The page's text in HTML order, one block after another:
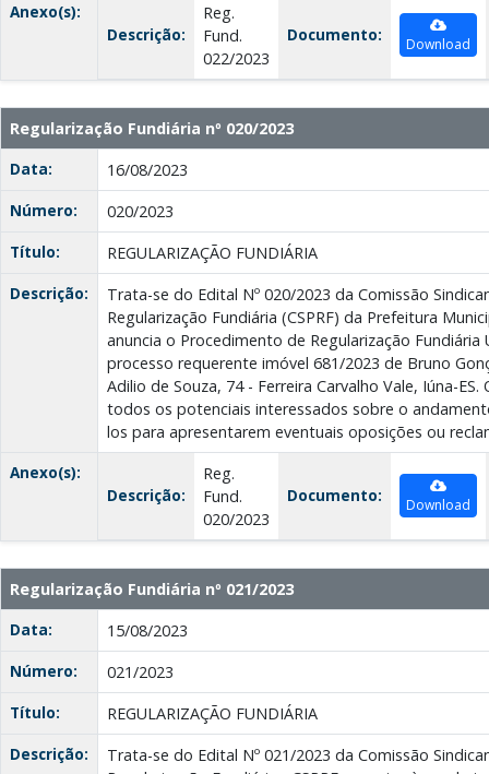
Anexo(s):
Descrição:
Reg.
Fund.
022/2023
Documento: Download
Regularização Fundiária nº 020/2023
Data:
16/08/2023
Número:
020/2023
Título:
REGULARIZAÇÃO FUNDIÁRIA
Descrição:
Trata-se do Edital Nº 020/2023 da Comissão
Regularização Fundiária (CSPRF) da Prefeitura
anuncia o Procedimento de Regularização Fundiária
processo requerente imóvel 681/2023 de Bruno
Adilio de Souza, 74 - Ferreira Carvalho Vale, Iúna-
todos os potenciais interessados sobre o
los para apresentarem eventuais oposições ou
Anexo(s):
Descrição:
Reg.
Fund.
020/2023
Documento: Download
Regularização Fundiária nº 021/2023
Data:
15/08/2023
Número:
021/2023
Título:
REGULARIZAÇÃO FUNDIÁRIA
Descrição:
Trata-se do Edital Nº 021/2023 da Comissão